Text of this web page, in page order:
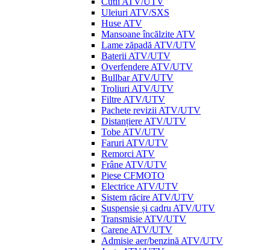
Uleiuri ATV/SXS
Huse ATV
Mansoane încălzite ATV
Lame zăpadă ATV/UTV
Baterii ATV/UTV
Overfendere ATV/UTV
Bullbar ATV/UTV
Troliuri ATV/UTV
Filtre ATV/UTV
Pachete revizii ATV/UTV
Distanțiere ATV/UTV
Tobe ATV/UTV
Faruri ATV/UTV
Remorci ATV
Frâne ATV/UTV
Piese CFMOTO
Electrice ATV/UTV
Sistem răcire ATV/UTV
Suspensie și cadru ATV/UTV
Transmisie ATV/UTV
Carene ATV/UTV
Admisie aer/benzină ATV/UTV